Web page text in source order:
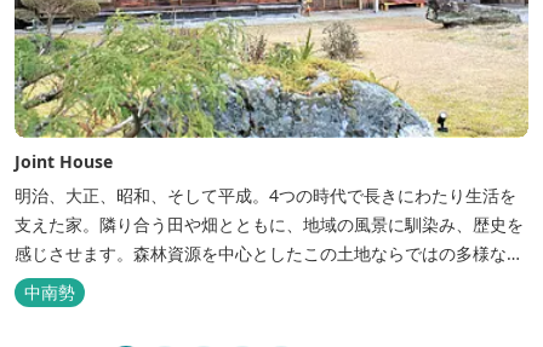
Joint House
明治、大正、昭和、そして平成。4つの時代で長きにわたり生活を
支えた家。隣り合う田や畑とともに、地域の風景に馴染み、歴史を
感じさせます。森林資源を中心としたこの土地ならではの多様な自
然環境の素晴らしさを伝える情報を発信し、そして多種多様な人材
と共有することで地域産業・地域社会の発展を図るNPO法人Joint
中南勢